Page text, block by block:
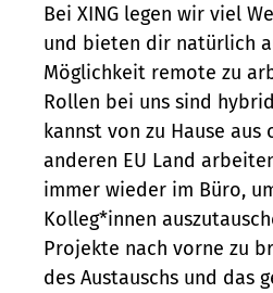
Bei XING legen wir viel
und bieten dir natürlich
Möglichkeit remote zu
Rollen bei uns sind
kannst von zu Hause aus
anderen EU Land
immer wieder im Büro,
Kolleg*innen
Projekte nach vorne zu
des Austauschs und das